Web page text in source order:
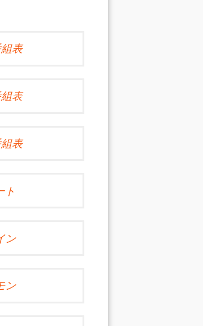
表
表
表
ト
ン
ン